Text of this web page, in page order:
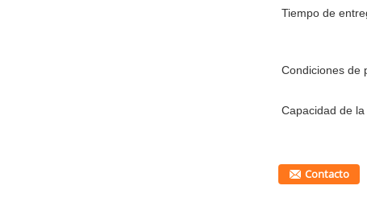
Tiempo de
Condiciones de
Capacidad de
Contacto